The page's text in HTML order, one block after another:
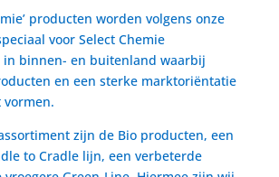
producten worden volgens onze
voor Select Chemie
in binnen- en buitenland waarbij
en een sterke marktoriëntatie
zijn de Bio producten, een
to Cradle lijn, een verbeterde